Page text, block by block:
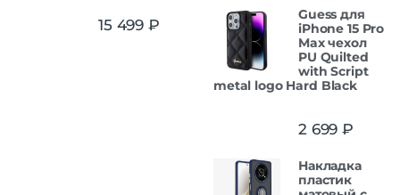
15 499 ₽
Guess для
iPhone 15 Pro
Max чехол
PU Quilted
with Script
metal logo Hard Black
2 699 ₽
Накладка
пластик